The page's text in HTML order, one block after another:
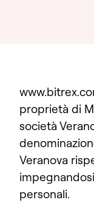
proprietà di
società
Veranova
personali.